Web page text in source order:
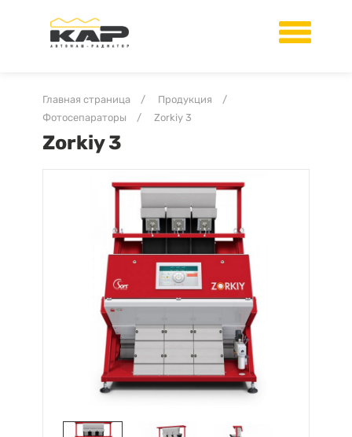
Главная страница / Продукция
/
Фотосепараторы
/ Zorkiy 3
Zorkiy 3